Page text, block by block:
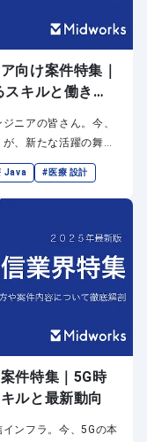
向け案件特集｜
キルと働き方
ニアの皆さん。今、
、新たな活躍の舞台
？ IT技術の活用が不
エンジニアへの需要
Java #医療 設計
件特集｜5G時
ルと最新動向
ンフラ。今、5Gの本